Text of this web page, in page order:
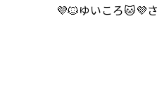
💜🐱ゆいころ🐱💜